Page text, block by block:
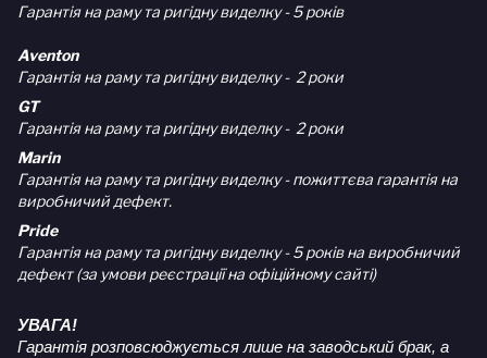
Гарантія на раму та ригідну виделку - 5 років
Aventon
Гарантія на раму та ригідну виделку - 2 роки
GT
Гарантія на раму та ригідну виделку - 2 роки
Marin
Гарантія на раму та ригідну виделку - пожиттєва гарантія на
виробничий дефект.
Pride
Гарантія на раму та ригідну виделку - 5 років на виробничий
дефект (за умови реєстрації на офіційному сайті)
УВАГА!
Гарантія розповсюджується лише на заводський брак, а